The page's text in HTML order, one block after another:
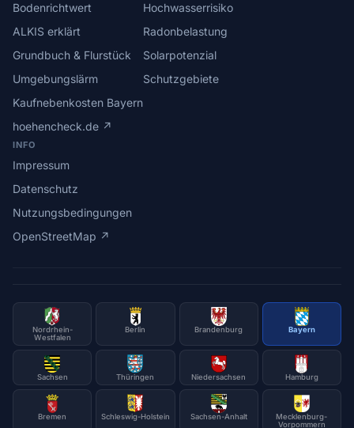
Bodenrichtwert
ALKIS erklärt
Grundbuch & Flurstück
Umgebungslärm
Kaufnebenkosten Bayern
hoehencheck.de ↗
Hochwasserrisiko
Radonbelastung
Solarpotenzial
Schutzgebiete
INFO
Impressum
Datenschutz
Nutzungsbedingungen
OpenStreetMap ↗
Nordrhein-
Westfalen
Berlin Brandenburg Bayern
Sachsen Thüringen Niedersachsen Hamburg
Bremen Schleswig-Holstein Sachsen-Anhalt
Mecklenburg-
Vorpommern